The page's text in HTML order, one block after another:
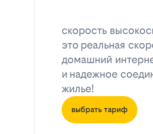
скорость
это реальная
домашний
и надежное
жилье!
выбрать тариф